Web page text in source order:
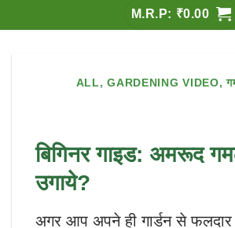
₹0.00
ALL,GARDENING VIDEO,
बिगिनर गाइड: अमरूद
उगाये?
अगर आप अपने ही गार्डन से